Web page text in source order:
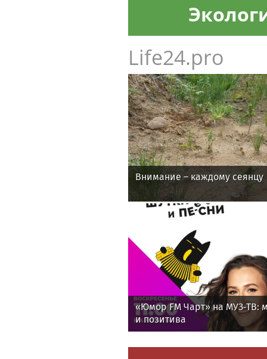
Life24.pro
Внимание – каждому сеянцу
«Юмор FM Чарт» на МУЗ‑ТВ:
и позитива